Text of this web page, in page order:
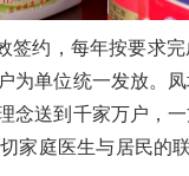
签约，每年按要求
为单位统一发放。
念送到千家万户，
家庭医生与居民的